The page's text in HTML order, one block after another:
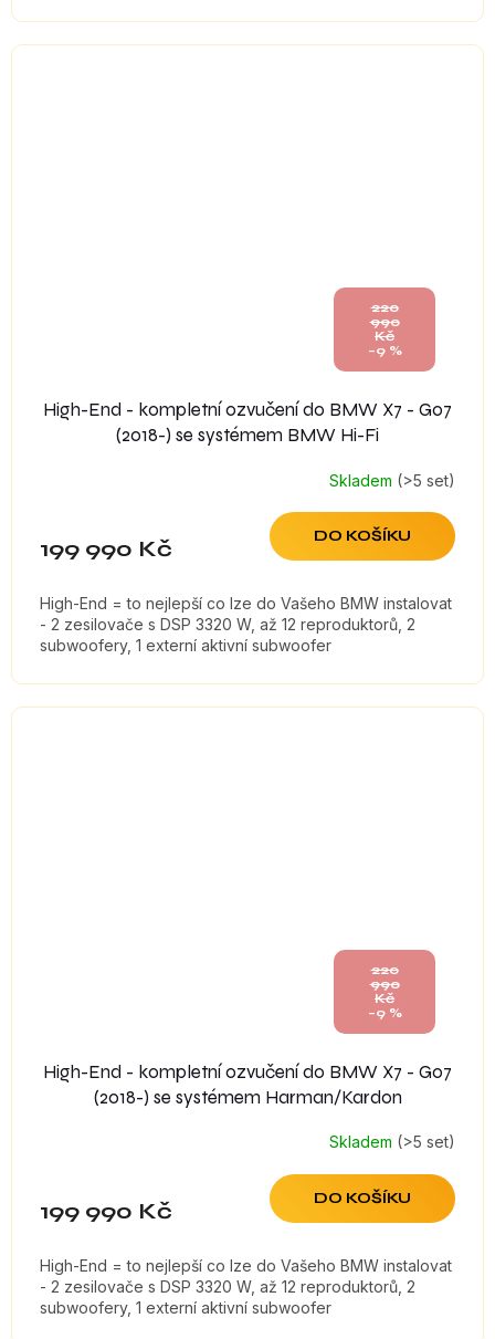
220
990
Kč
–9 %
High-End - kompletní ozvučení do BMW X7 - G07
(2018-) se systémem BMW Hi-Fi
Skladem (>5 set)
199 990 Kč DO KOŠÍKU
High-End = to nejlepší co lze do Vašeho BMW instalovat
- 2 zesilovače s DSP 3320 W, až 12 reproduktorů, 2
subwoofery, 1 externí aktivní subwoofer
220
990
Kč
–9 %
High-End - kompletní ozvučení do BMW X7 - G07
(2018-) se systémem Harman/Kardon
Skladem (>5 set)
199 990 Kč DO KOŠÍKU
High-End = to nejlepší co lze do Vašeho BMW instalovat
- 2 zesilovače s DSP 3320 W, až 12 reproduktorů, 2
subwoofery, 1 externí aktivní subwoofer